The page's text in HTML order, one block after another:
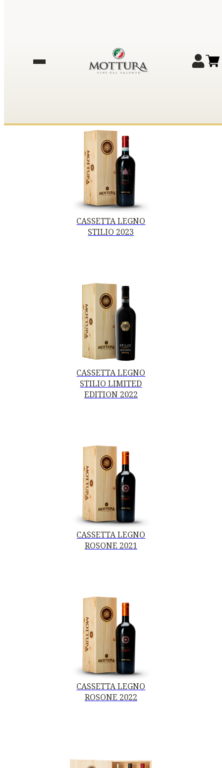
CASSETTA LEGNO
STILIO 2023
CASSETTA LEGNO
STILIO LIMITED
EDITION 2022
CASSETTA LEGNO
ROSONE 2021
CASSETTA LEGNO
ROSONE 2022